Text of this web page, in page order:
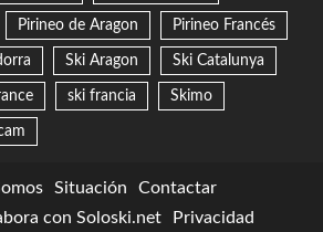
Pirineo de Aragon Pirineo Francés
Ski Aragon Ski Catalunya
ski francia Skimo
Situación
Contactar
con Soloski.net
Privacidad